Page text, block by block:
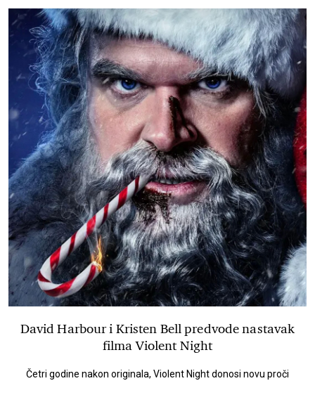
David Harbour i Kristen Bell predvode nastavak
filma Violent Night
Četri godine nakon originala, Violent Night donosi novu proči